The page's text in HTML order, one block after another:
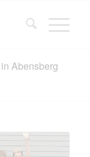
Abensberg